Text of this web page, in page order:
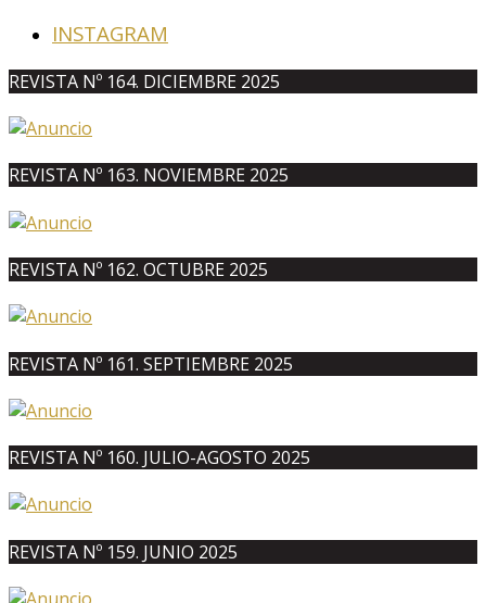
INSTAGRAM
REVISTA Nº 164. DICIEMBRE 2025
REVISTA Nº 163. NOVIEMBRE 2025
REVISTA Nº 162. OCTUBRE 2025
REVISTA Nº 161. SEPTIEMBRE 2025
REVISTA Nº 160. JULIO-AGOSTO 2025
REVISTA Nº 159. JUNIO 2025